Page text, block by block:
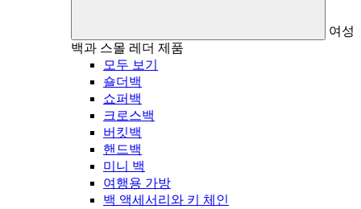
여성
백과 스몰 레더 제품
모두 보기
숄더백
쇼퍼백
크로스백
버킷백
핸드백
미니 백
여행용 가방
백 액세서리와 키 체인